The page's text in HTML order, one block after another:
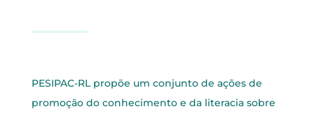
PESIPAC-RL propõe um conjunto de ações de
promoção do conhecimento e da literacia sobre